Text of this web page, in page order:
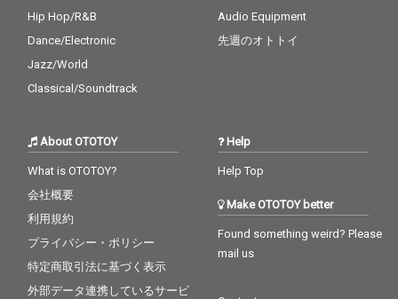
Hip Hop/R&B
Dance/Electronic
Jazz/World
Classical/Soundtrack
Audio Equipment
先週のオトトイ
About OTOTOY
What is OTOTOY?
会社概要
利用規約
プライバシー・ポリシー
特定商取引法に基づく表示
外部データ連携しているサービ
Help
Help Top
Make OTOTOY better
Found something weird? Please
mail us